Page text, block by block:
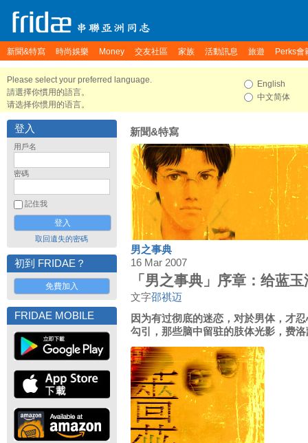
新聞&特寫 時尚娛樂 Money 交友社區 家族 活動訊息 旅遊 Perks會
Please select your preferred language.
請選擇你慣用的語言。
请选择你惯用的语言。
English
中文简体
登入
用戶名
密碼
記住我
取回遺失的密碼
初到 FRIDAE？
免費加入
FRIDAE MOBILE
新聞&特寫
男之事典
16 Mar 2007
「男之事典」序章：给蓝
文字邵祺迈
因为有过彻底的迷恋，对於男体，才
勾引，那些脑中留驻的肢体光影，费